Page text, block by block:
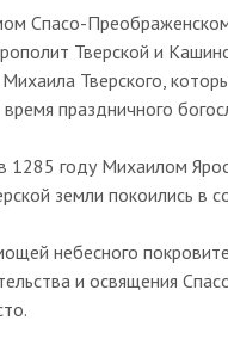
Спасо-
Тверской и
Тверского,
праздничного
году Михаилом
земли покоились в
небесного
и освящения